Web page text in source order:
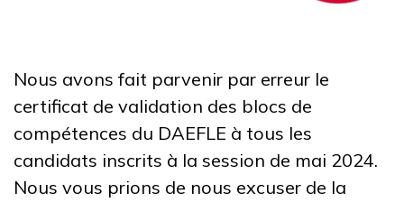
Nous avons fait parvenir par erreur le
certificat de validation des blocs de
compétences du DAEFLE à tous les
candidats inscrits à la session de mai 2024.
Nous vous prions de nous excuser de la